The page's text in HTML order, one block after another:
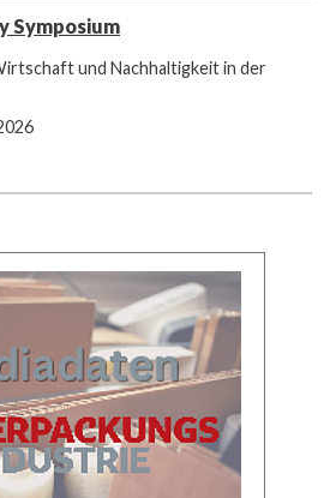
Symposium
und Nachhaltigkeit in der